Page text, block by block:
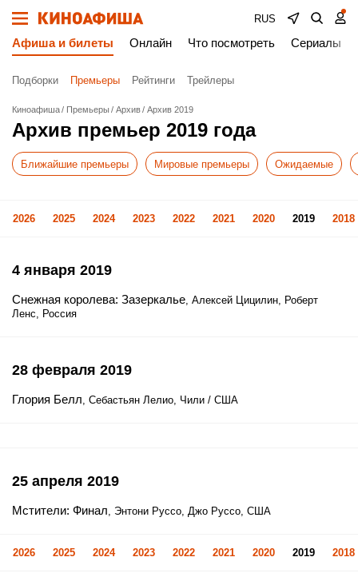
RUS
Афиша и билеты Онлайн Что посмотреть Сериалы
Подборки Премьеры Рейтинги Трейлеры
Киноафиша Премьеры Архив Архив 2019
Архив премьер 2019 года
Ближайшие премьеры Мировые премьеры Ожидаемые
2026 2025 2024 2023 2022 2021 2020 2019 2018
4 января 2019
Снежная королева: Зазеркалье, Алексей Цицилин, Роберт
Ленс, Россия
28 февраля 2019
Глория Белл, Себастьян Лелио, Чили / США
25 апреля 2019
Мстители: Финал, Энтони Руссо, Джо Руссо, США
2026 2025 2024 2023 2022 2021 2020 2019 2018